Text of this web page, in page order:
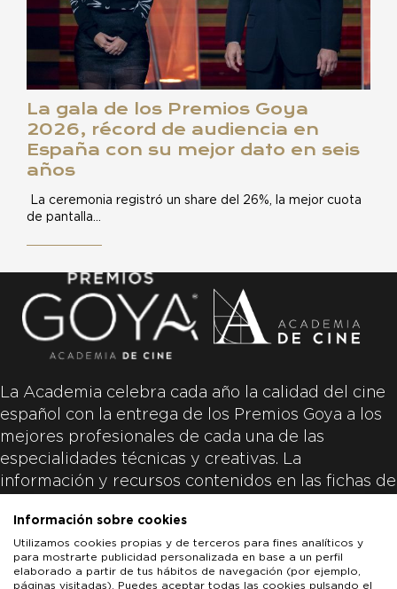
La gala de los Premios Goya
2026, récord de audiencia en
España con su mejor dato en seis
años
La ceremonia registró un share del 26%, la mejor cuota
de pantalla…
La Academia celebra cada año la calidad del cine
español con la entrega de los Premios Goya a los
mejores profesionales de cada una de las
especialidades técnicas y creativas. La
información y recursos contenidos en las fichas de
productoras de las películas y responsabilidad
única y exclusiva de las mismas.
Información sobre cookies
Utilizamos cookies propias y de terceros para fines analíticos y
para mostrarte publicidad personalizada en base a un perfil
elaborado a partir de tus hábitos de navegación (por ejemplo,
páginas visitadas). Puedes aceptar todas las cookies pulsando el